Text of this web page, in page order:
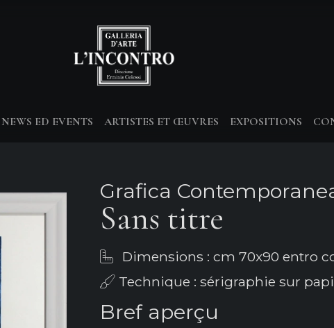
NEWS ED EVENTS ARTISTES ET ŒUVRES EXPOSITIONS
Grafica
Sans titre
Dimensions : cm 70x90 entro
Technique : sérigraphie sur
Bref aperçu